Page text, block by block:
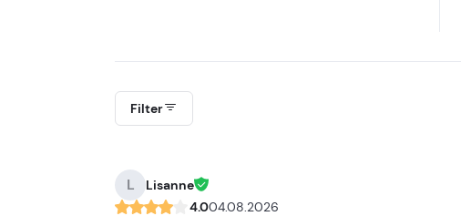
Filter
L
Lisanne
4.004.08.2026